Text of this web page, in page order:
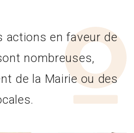
actions en faveur de
nombreuses,
de la Mairie ou des